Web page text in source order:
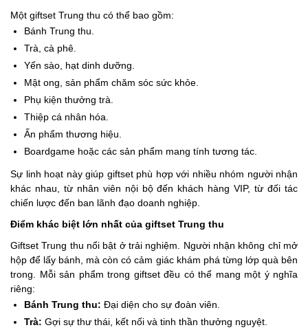
Một giftset Trung thu có thể bao gồm:
Bánh Trung thu.
Trà, cà phê.
Yến sào, hạt dinh dưỡng.
Mật ong, sản phẩm chăm sóc sức khỏe.
Phụ kiện thưởng trà.
Thiệp cá nhân hóa.
Ấn phẩm thương hiệu.
Boardgame hoặc các sản phẩm mang tính tương tác.
Sự linh hoạt này giúp giftset phù hợp với nhiều nhóm người nhận
khác nhau, từ nhân viên nội bộ đến khách hàng VIP, từ đối tác
chiến lược đến ban lãnh đạo doanh nghiệp.
Điểm khác biệt lớn nhất của giftset Trung thu
Giftset Trung thu nổi bật ở trải nghiệm. Người nhận không chỉ mở
hộp để lấy bánh, mà còn có cảm giác khám phá từng lớp quà bên
trong. Mỗi sản phẩm trong giftset đều có thể mang một ý nghĩa
riêng:
Bánh Trung thu: Đại diện cho sự đoàn viên.
Trà: Gợi sự thư thái, kết nối và tinh thần thưởng nguyệt.